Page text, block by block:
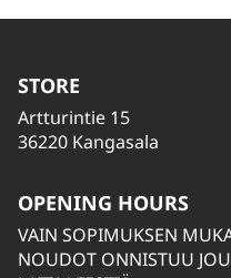
STORE
Artturintie 15
36220 Kangasala
OPENING HOURS
VAIN SOPIMUKSEN
NOUDOT ONNISTUU